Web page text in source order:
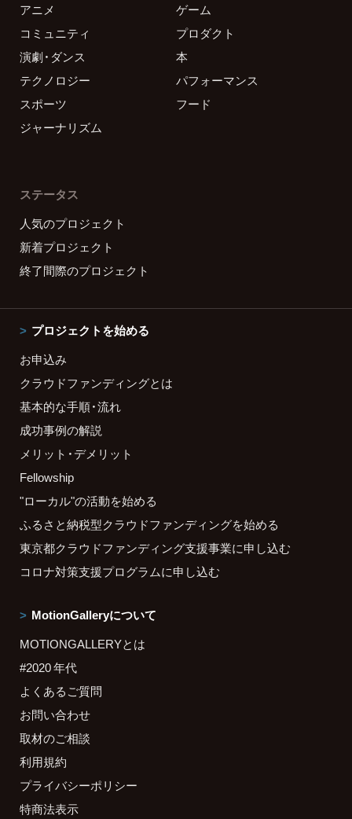
アニメ
ゲーム
コミュニティ
プロダクト
演劇・ダンス
本
テクノロジー
パフォーマンス
スポーツ
フード
ジャーナリズム
ステータス
人気のプロジェクト
新着プロジェクト
終了間際のプロジェクト
プロジェクトを始める
お申込み
クラウドファンディングとは
基本的な手順・流れ
成功事例の解説
メリット・デメリット
Fellowship
"ローカル"の活動を始める
ふるさと納税型クラウドファンディングを始める
東京都クラウドファンディング支援事業に申し込む
コロナ対策支援プログラムに申し込む
MotionGalleryについて
MOTIONGALLERYとは
#2020 年代
よくあるご質問
お問い合わせ
取材のご相談
利用規約
プライバシーポリシー
特商法表示